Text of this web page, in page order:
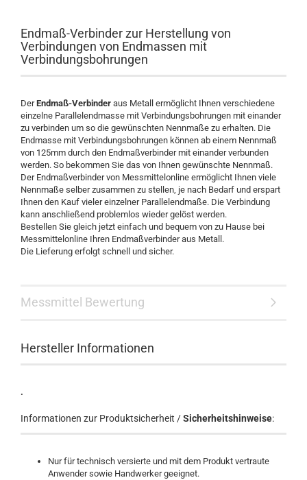
Endmaß-Verbinder zur Herstellung von
Verbindungen von Endmassen mit
Verbindungsbohrungen
DerEndmaß-Verbinder aus Metall ermöglicht Ihnen verschiedene
einzelne Parallelendmasse mit Verbindungsbohrungen mit einander
zu verbinden um so die gewünschten Nennmaße zu erhalten. Die
Endmasse mit Verbindungsbohrungen können ab einem Nennmaß
von 125mm durch den Endmaßverbinder mit einander verbunden
werden. So bekommen Sie das von Ihnen gewünschte Nennmaß.
Der Endmaßverbinder von Messmittelonline ermöglicht Ihnen viele
Nennmaße selber zusammen zu stellen, je nach Bedarf und erspart
Ihnen den Kauf vieler einzelner Parallelendmaße. Die Verbindung
kann anschließend problemlos wieder gelöst werden.
Bestellen Sie gleich jetzt einfach und bequem von zu Hause bei
Messmittelonline Ihren Endmaßverbinder aus Metall.
Die Lieferung erfolgt schnell und sicher.
Messmittel Bewertung
Hersteller Informationen
.
Informationen zur Produktsicherheit /Sicherheitshinweise:
Nur für technisch versierte und mit dem Produkt vertraute
Anwender sowie Handwerker geeignet.